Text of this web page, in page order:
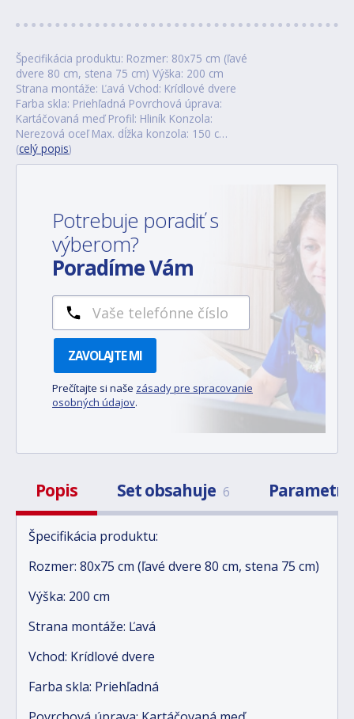
Špecifikácia produktu: Rozmer: 80x75 cm (ľavé
dvere 80 cm, stena 75 cm) Výška: 200 cm
Strana montáže: Ľavá Vchod: Krídlové dvere
Farba skla: Priehľadná Povrchová úprava:
Kartáčovaná meď Profil: Hliník Konzola:
Nerezová oceľ Max. dĺžka konzola: 150 c…
(celý popis)
Potrebuje poradiť s
výberom?
Poradíme Vám
ZAVOLAJTE MI
Prečítajte si naše zásady pre spracovanie
osobných údajov.
Popis Set obsahuje 6 Parametre
Špecifikácia produktu:
Rozmer: 80x75 cm (ľavé dvere 80 cm, stena 75 cm)
Výška: 200 cm
Strana montáže: Ľavá
Vchod: Krídlové dvere
Farba skla: Priehľadná